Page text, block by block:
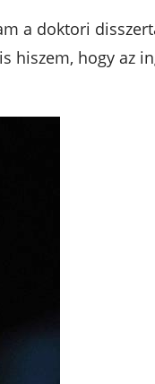
a doktori
hiszem, hogy az